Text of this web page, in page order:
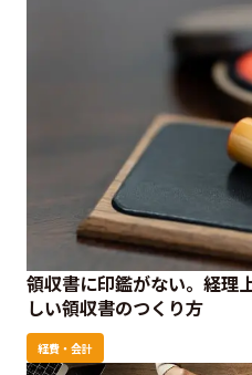
領収書に印鑑がない。経理
しい領収書のつくり方
経費・会計